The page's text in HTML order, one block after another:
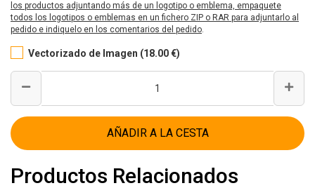
los productos adjuntando más de un logotipo o emblema, empaquete
todos los logotipos o emblemas en un fichero ZIP o RAR para adjuntarlo al
pedido e indiquelo en los comentarios del pedido.
Vectorizado de Imagen (18.00 €)
AÑADIR A LA CESTA
Productos Relacionados